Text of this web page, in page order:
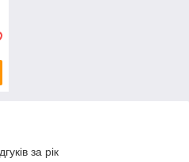
за рік